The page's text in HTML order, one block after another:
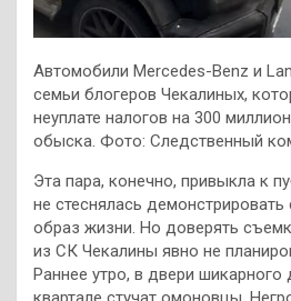
Автомобили Mercedes-Benz и
семьи блогеров Чекалиных,
неуплате налогов на 300
обыска. Фото: Следственный
Эта пара, конечно, привыкла к
не стеснялась
образ жизни. Но доверять
из СК Чекалины явно не
Раннее утро, в двери